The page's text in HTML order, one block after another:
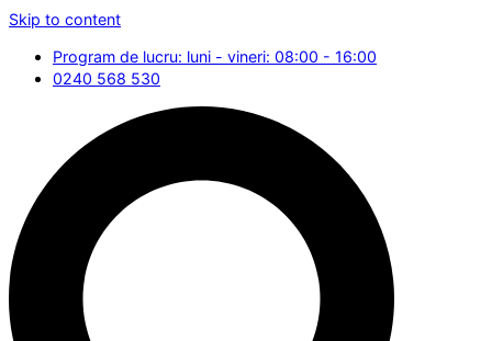
Skip to content
Program de lucru: luni - vineri: 08:00 - 16:00
0240 568 530